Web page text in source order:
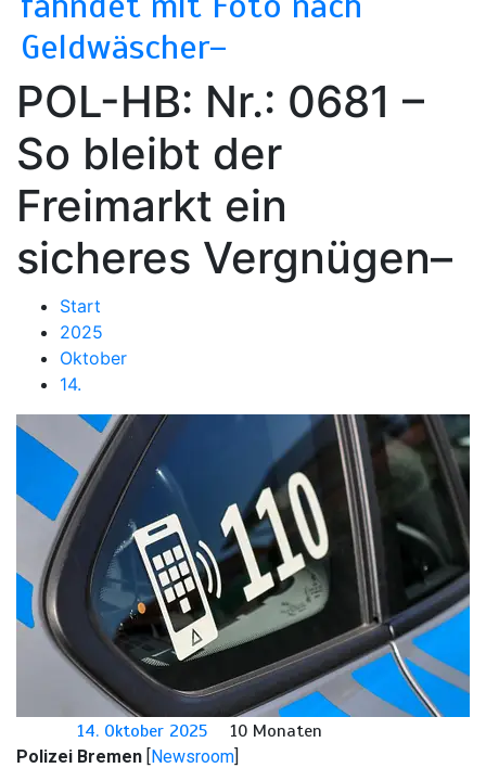
Geldwäscher–
POL-HB: Nr.: 0681 –
So bleibt der
Freimarkt ein
sicheres Vergnügen–
Start
2025
Oktober
14.
14. Oktober 2025 10 Monaten
Polizei Bremen [Newsroom]